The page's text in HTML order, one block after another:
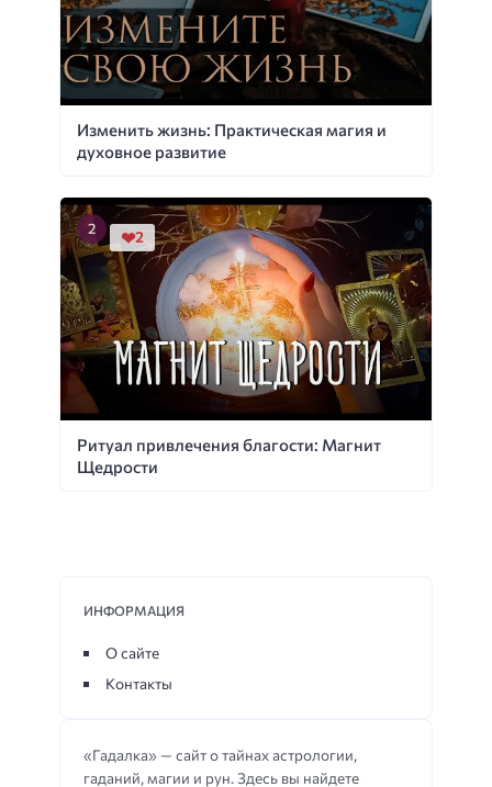
Изменить жизнь: Практическая магия и
духовное развитие
Ритуал привлечения благости: Магнит
Щедрости
2
«Гадалка» — сайт о тайнах астрологии,
гаданий, магии и рун. Здесь вы найдете
ИНФОРМАЦИЯ
О сайте
Контакты